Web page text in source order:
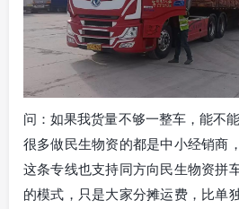
问：如果我货量不够一整车，能不
很多做民生物资的都是中小经销商
这条专线也支持同方向民生物资拼
的模式，只是大家分摊运费，比单